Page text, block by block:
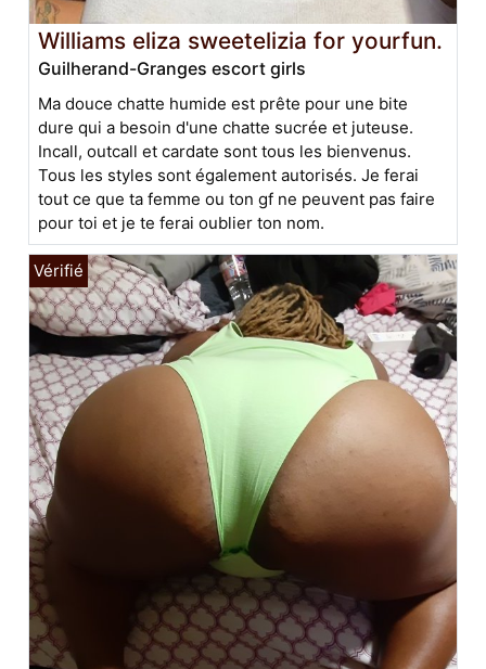
Williams eliza sweetelizia for yourfun.
Guilherand-Granges escort girls
Ma douce chatte humide est prête pour une bite
dure qui a besoin d'une chatte sucrée et juteuse.
Incall, outcall et cardate sont tous les bienvenus.
Tous les styles sont également autorisés. Je ferai
tout ce que ta femme ou ton gf ne peuvent pas faire
pour toi et je te ferai oublier ton nom.